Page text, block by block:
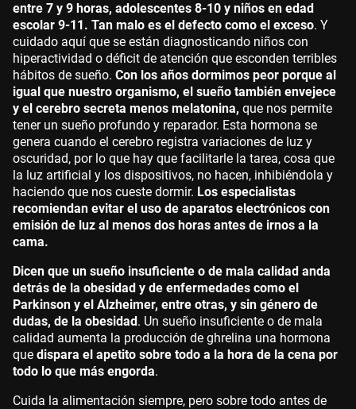
entre 7 y 9 horas, adolescentes 8-10 y niños en edad
escolar 9-11. Tan malo es el defecto como el exceso. Y
cuidado aquí que se están diagnosticando niños con
hiperactividad o déficit de atención que esconden terribles
hábitos de sueño. Con los años dormimos peor porque al
igual que nuestro organismo, el sueño también envejece
y el cerebro secreta menos melatonina, que nos permite
tener un sueño profundo y reparador. Esta hormona se
genera cuando el cerebro registra variaciones de luz y
oscuridad, por lo que hay que facilitarle la tarea, cosa que
la luz artificial y los dispositivos, no hacen, inhibiéndola y
haciendo que nos cueste dormir. Los especialistas
recomiendan evitar el uso de aparatos electrónicos con
emisión de luz al menos dos horas antes de irnos a la
cama.
Dicen que un sueño insuficiente o de mala calidad anda
detrás de la obesidad y de enfermedades como el
Parkinson y el Alzheimer, entre otras, y sin género de
dudas, de la obesidad. Un sueño insuficiente o de mala
calidad aumenta la producción de ghrelina una hormona
que dispara el apetito sobre todo a la hora de la cena por
todo lo que más engorda.
Cuida la alimentación siempre, pero sobre todo antes de